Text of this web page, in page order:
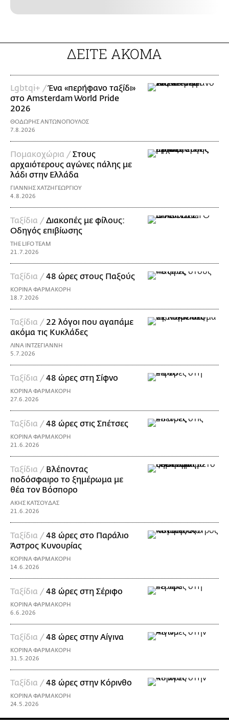
ΔΕΙΤΕ ΑΚΟΜΑ
Lgbtqi+ /Ένα «περήφανο ταξίδι»
στο Amsterdam World Pride
2026
ΘΟΔΩΡΗΣ ΑΝΤΩΝΟΠΟΥΛΟΣ
7.8.2026
Πομακοχώρια /Στους
αρχαιότερους αγώνες πάλης με
λάδι στην Ελλάδα
ΓΙΑΝΝΗΣ ΧΑΤΖΗΓΕΩΡΓΙΟΥ
4.8.2026
Ταξίδια /Διακοπές με φίλους:
Οδηγός επιβίωσης
THE LIFO TEAM
21.7.2026
Ταξίδια /48 ώρες στους Παξούς
ΚΟΡΙΝΑ ΦΑΡΜΑΚΟΡΗ
18.7.2026
Ταξίδια / 22 λόγοι που αγαπάμε
ακόμα τις Κυκλάδες
ΛΙΝΑ ΙΝΤΖΕΓΙΑΝΝΗ
5.7.2026
Ταξίδια /48 ώρες στη Σίφνο
ΚΟΡΙΝΑ ΦΑΡΜΑΚΟΡΗ
27.6.2026
Ταξίδια /48 ώρες στις Σπέτσες
ΚΟΡΙΝΑ ΦΑΡΜΑΚΟΡΗ
21.6.2026
Ταξίδια / Βλέποντας
ποδόσφαιρο το ξημέρωμα με
θέα τον Βόσπορο
ΑΚΗΣ ΚΑΤΣΟΥΔΑΣ
21.6.2026
Ταξίδια /48 ώρες στο Παράλιο
Άστρος Κυνουρίας
ΚΟΡΙΝΑ ΦΑΡΜΑΚΟΡΗ
14.6.2026
Ταξίδια /48 ώρες στη Σέριφο
ΚΟΡΙΝΑ ΦΑΡΜΑΚΟΡΗ
6.6.2026
Ταξίδια /48 ώρες στην Αίγινα
ΚΟΡΙΝΑ ΦΑΡΜΑΚΟΡΗ
31.5.2026
Ταξίδια /48 ώρες στην Κόρινθο
ΚΟΡΙΝΑ ΦΑΡΜΑΚΟΡΗ
24.5.2026